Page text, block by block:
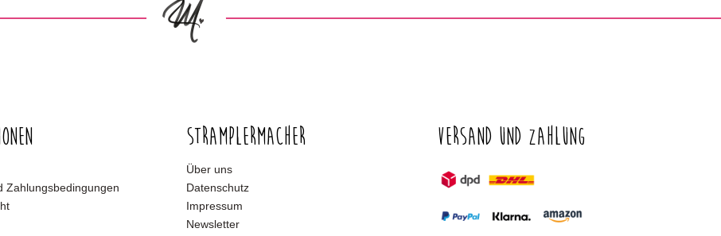
Zahlungsbedingungen
Stramplermacher
Über uns
Datenschutz
Impressum
Newsletter
Versand und Zahlung